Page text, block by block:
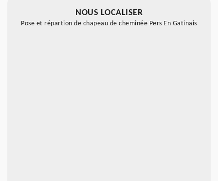
NOUS LOCALISER
Pose et répartion de chapeau de cheminée Pers En Gatinais